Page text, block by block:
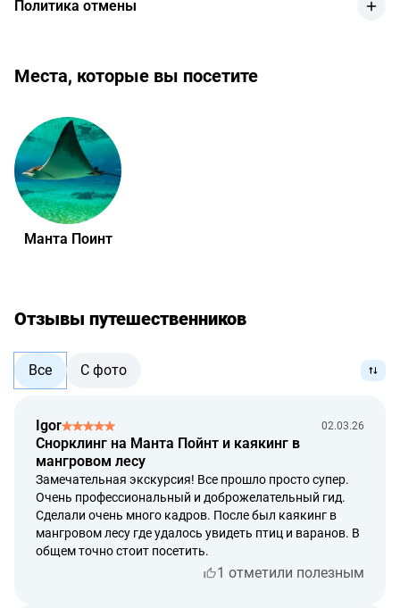
Политика отмены
отмена сделана клиентом не менее чем за 24 часа до
возврат денежных средств осуществляется по курсу
обмена валют, установленному банком Индонезии на
день оплаты.
полный возврат денежных средств производится в
случае невозможности со стороны компании-
поставщика оказать услугу в полной мере.
срок рассмотрения возврата денежных средств – до 5
Места, которые вы посетите
Манта Поинт
Отзывы путешественников
Все С фото
Igor 02.03.26
Cнорклинг на Манта Пойнт и каякинг в
мангровом лесу
Замечательная экскурсия! Все прошло просто супер.
Очень профессиональный и доброжелательный гид.
Сделали очень много кадров. После был каякинг в
мангровом лесу где удалось увидеть птиц и варанов. В
общем точно стоит посетить.
1 отметили полезным